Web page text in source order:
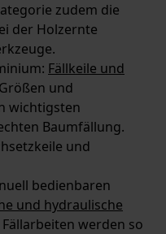
zudem die
der Holzernte
Fällkeile und
und
wichtigsten
Baumfällung.
und
bedienbaren
und hydraulische
werden so